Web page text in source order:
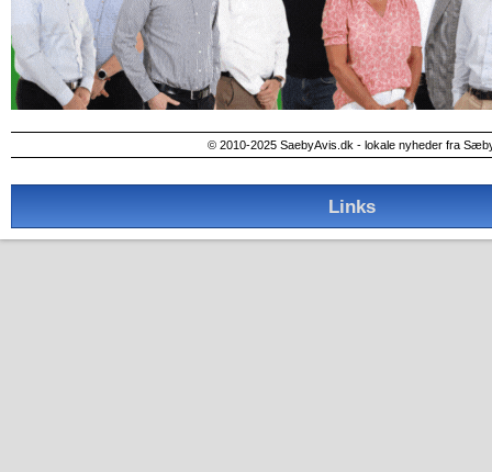
© 2010-2025 SaebyAvis.dk - lokale nyheder fra
Links